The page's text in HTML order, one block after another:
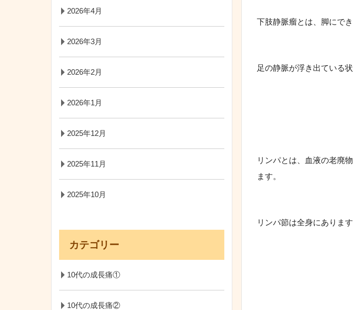
下肢静脈瘤とは、脚にで
足の静脈が浮き出ている
リンパとは、血液の老廃
ます。
リンパ節は全身にあります
2026年4月
2026年3月
2026年2月
2026年1月
2025年12月
2025年11月
2025年10月
カテゴリー
10代の成長痛①
10代の成長痛②